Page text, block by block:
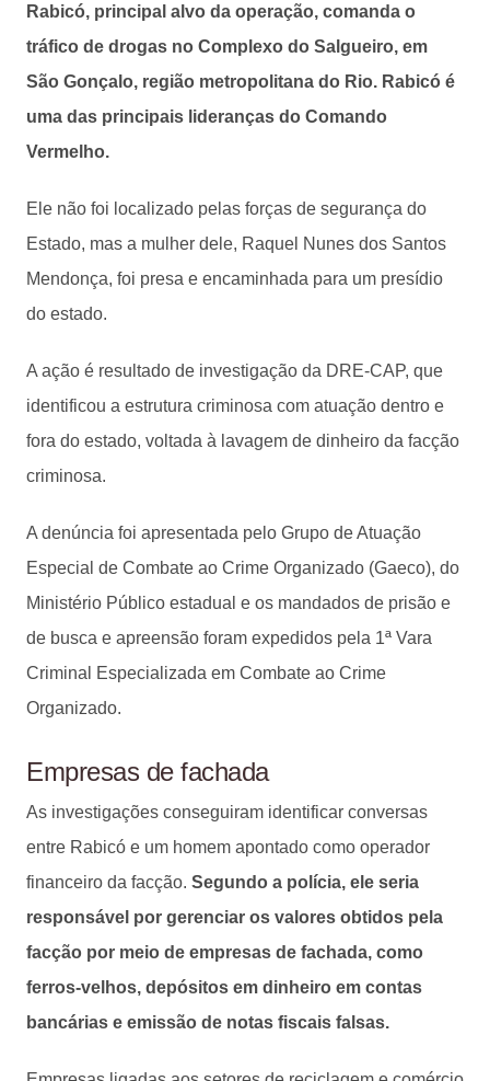
Rabicó, principal alvo da operação, comanda o
tráfico de drogas no Complexo do Salgueiro, em
São Gonçalo, região metropolitana do Rio. Rabicó é
uma das principais lideranças do Comando
Vermelho.
Ele não foi localizado pelas forças de segurança do
Estado, mas a mulher dele, Raquel Nunes dos Santos
Mendonça, foi presa e encaminhada para um presídio
do estado.
A ação é resultado de investigação da DRE-CAP, que
identificou a estrutura criminosa com atuação dentro e
fora do estado, voltada à lavagem de dinheiro da facção
criminosa.
A denúncia foi apresentada pelo Grupo de Atuação
Especial de Combate ao Crime Organizado (Gaeco), do
Ministério Público estadual e os mandados de prisão e
de busca e apreensão foram expedidos pela 1ª Vara
Criminal Especializada em Combate ao Crime
Organizado.
Empresas de fachada
As investigações conseguiram identificar conversas
entre Rabicó e um homem apontado como operador
financeiro da facção. Segundo a polícia, ele seria
responsável por gerenciar os valores obtidos pela
facção por meio de empresas de fachada, como
ferros-velhos, depósitos em dinheiro em contas
bancárias e emissão de notas fiscais falsas.